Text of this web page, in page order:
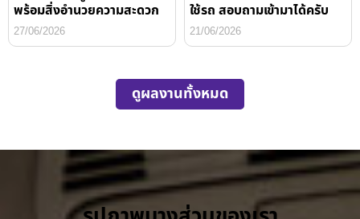
พร้อมสิ่งอำนวยความสะดวก
27/06/2026
ใช้รถ สอบถามเข้ามาได้ครับ
21/06/2026
ดูผลงานทั้งหมด